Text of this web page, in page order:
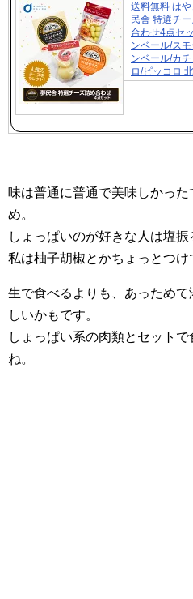
送料無料 は
民舎 特選チ
合わせ4点セ
ンベール/ス
ンベール/カ
ロ/ピッコロ
味は普通に普通で美味しかった
め。
しょっぱいのが好きな人は塩振
私は柚子胡椒とかちょっとつけ
生で食べるよりも、あっため
しいかもです。
しょっぱい系の肉類とセット
ね。